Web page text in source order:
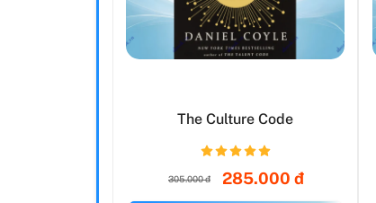
The Culture Code
305.000 đ 285.000 đ